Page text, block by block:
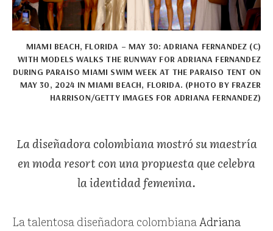
MIAMI BEACH, FLORIDA – MAY 30: ADRIANA FERNANDEZ (C)
WITH MODELS WALKS THE RUNWAY FOR ADRIANA FERNANDEZ
DURING PARAISO MIAMI SWIM WEEK AT THE PARAISO TENT ON
MAY 30, 2024 IN MIAMI BEACH, FLORIDA. (PHOTO BY FRAZER
HARRISON/GETTY IMAGES FOR ADRIANA FERNANDEZ)
La diseñadora colombiana mostró su maestría
en moda resort con una propuesta que celebra
la identidad femenina.
La talentosa diseñadora colombianaAdriana